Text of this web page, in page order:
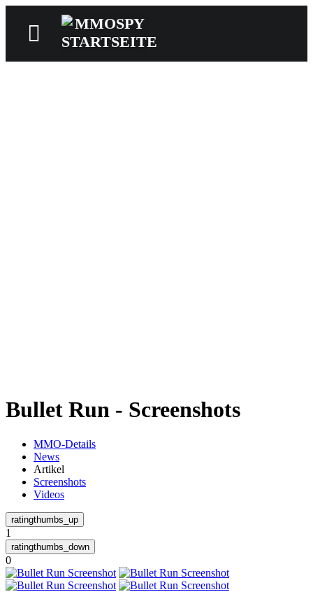
Bullet Run - Screenshots
MMO-Details
News
Artikel
Screenshots
Videos
1
0